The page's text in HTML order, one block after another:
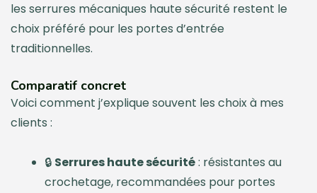
les serrures mécaniques haute sécurité restent le
choix préféré pour les portes d’entrée
traditionnelles.
Comparatif concret
Voici comment j’explique souvent les choix à mes
clients :
🔒 Serrures haute sécurité: résistantes au
crochetage, recommandées pour portes